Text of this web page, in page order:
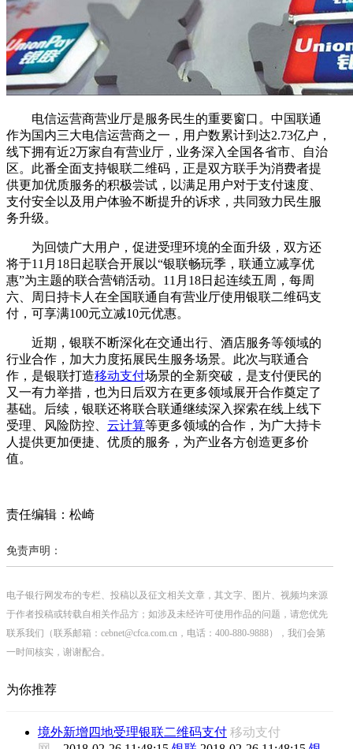
电信运营商营业厅是服务民生的重要窗口。中国联通
作为国内三大电信运营商之一，用户数累计到达2.73亿户，
线下拥有近2万家自有营业厅，业务深入全国各省市、自治
区。此番全面支持银联二维码，正是双方联手为消费者提
供更加优质服务的积极尝试，以满足用户对于支付速度、
支付安全以及用户体验不断提升的诉求，共同致力民生服
务升级。
为回馈广大用户，促进受理环境的全面升级，双方还
将于11月18日起联合开展以“银联畅玩季，联通立减享优
惠”为主题的联合营销活动。11月18日起连续五周，每周
六、周日持卡人在全国联通自有营业厅使用银联二维码支
付，可享满100元立减10元优惠。
近期，银联不断深化在交通出行、酒店服务等领域的
行业合作，加大力度拓展民生服务场景。此次与联通合
作，是银联打造移动支付场景的全新突破，是支付便民的
又一有力举措，也为日后双方在更多领域展开合作奠定了
基础。后续，银联还将联合联通继续深入探索在线上线下
受理、风险防控、 云计算等更多领域的合作，为广大持卡
人提供更加便捷、优质的服务，为产业各方创造更多价
值。
责任编辑：松崎
免责声明：
电子银行网发布的专栏、投稿以及征文相关文章，其文字、图片、视频均来源
于作者投稿或转载自相关作品方；如涉及未经许可使用作品的问题，请您优先
联系我们（联系邮箱：cebnet@cfca.com.cn，电话：400-880-9888），我们会第
一时间核实，谢谢配合。
为你推荐
境外新增四地受理银联二维码支付 移动支付